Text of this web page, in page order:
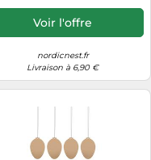
Voir l'offre
nordicnest.fr
Livraison à 6,90 €